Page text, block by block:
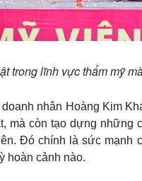
trong lĩnh vực thẩm mỹ
nhân Hoàng Kim
mà còn tạo dựng
Đó chính là sức
hoàn cảnh nào.